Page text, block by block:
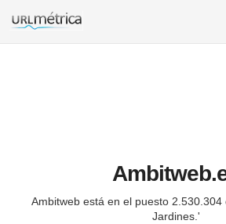
Ambitweb está en el puesto 2.530.304
Jardines.'